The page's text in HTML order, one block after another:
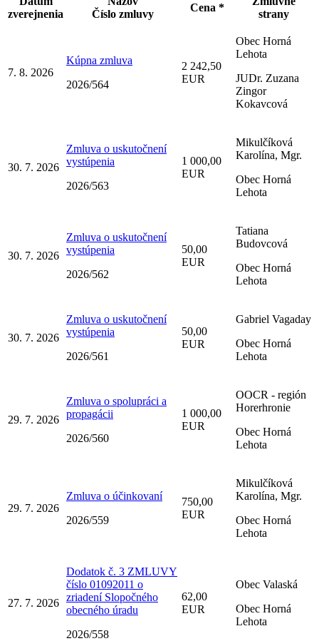
zverejnenia
Číslo zmluvy
Cena *
strany
7. 8. 2026
Kúpna zmluva
2026/564
2 242,50
EUR
Obec Horná
Lehota
JUDr. Zuzana
Zingor
Kokavcová
30. 7. 2026
Zmluva o uskutočnení
vystúpenia
2026/563
1 000,00
EUR
Mikulčíková
Karolína, Mgr.
Obec Horná
Lehota
30. 7. 2026
Zmluva o uskutočnení
vystúpenia
2026/562
50,00
EUR
Tatiana
Budovcová
Obec Horná
Lehota
30. 7. 2026
Zmluva o uskutočnení
vystúpenia
2026/561
50,00
EUR
Gabriel Vagaday
Obec Horná
Lehota
29. 7. 2026
Zmluva o spolupráci a
propagácii
2026/560
1 000,00
EUR
OOCR - región
Horerhronie
Obec Horná
Lehota
29. 7. 2026
Zmluva o účinkovaní
2026/559
750,00
EUR
Mikulčíková
Karolína, Mgr.
Obec Horná
Lehota
27. 7. 2026
Dodatok č. 3 ZMLUVY
číslo 01092011 o
zriadení Slopočného
obecného úradu
2026/558
62,00
EUR
Obec Valaská
Obec Horná
Lehota